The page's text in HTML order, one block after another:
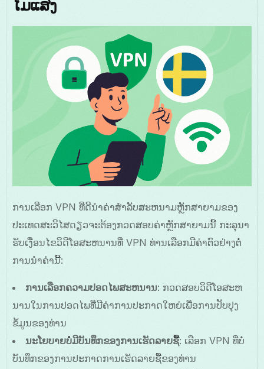
ໄມແສງ
ການເລືອກ VPN ທີ່ດີນຳຄ່າສຳລັບສະຫນາມຫຼັກສາຍາມຂອງ
ປະເທດສະວິໄສດຽວຈະຕ້ອງກວດສອບຄ່າຫຼັກສາຍາມນີ້ ກະລຸນາ
ຮັບເງື່ອນໄຂວິດີໂອສະຫນານທີ່ VPN ທ່ານເລືອກມີຄ່າຕົວຢ່າງຕໍ່
ການນຳຄ່ານີ້:
ການເລືອກຄວາມປອດໄພສະຫນານ: ກວດສອບວິດີໂອສະຫ
ນານໃນການປອດໄພທີ່ມີຄ່າການປະກາດໃຫຍ່ເພື່ອການປັບປຸງ
ຂໍ້ມູນຂອງທ່ານ
ນະໂຍບາຍບໍ່ມີບັນທຶກຂອງການເຮັດລາຍຊື້: ເລືອກ VPN ທີ່ບໍ່
ບັນທຶກຂອງການປະກາດການເຮັດລາຍຊື້ຂອງທ່ານ